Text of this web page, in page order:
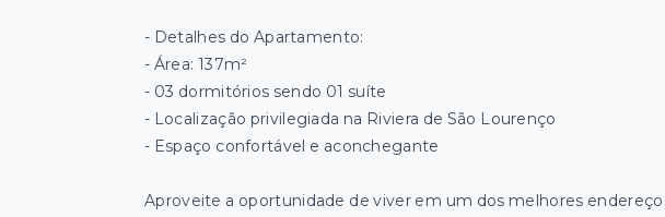
- Detalhes do Apartamento:
- Área: 137m²
- 03 dormitórios sendo 01 suíte
- Localização privilegiada na Riviera de São Lourenço
- Espaço confortável e aconchegante
Aproveite a oportunidade de viver em um dos melhores